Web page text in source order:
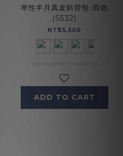
率性半月真皮斜背包-四色
(5532)
NT$5,300
View other 1 variants
ADD TO CART